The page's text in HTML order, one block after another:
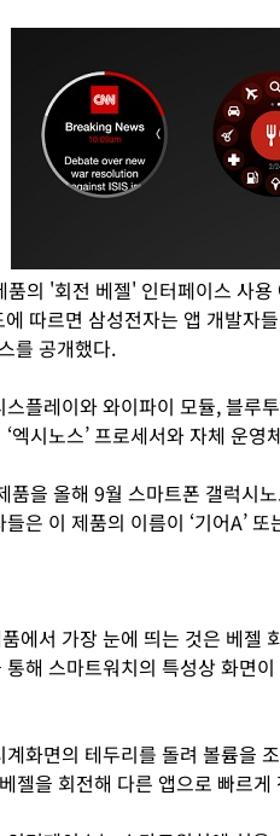
의 '회전 베젤' 인터페이스 사용
따르면 삼성전자는 앱 개발자
를 공개했다.
플레이와 와이파이 모듈, 블루
엑시노스’ 프로세서와 자체 운영
품을 올해 9월 스마트폰 갤럭시
은 이 제품의 이름이 ‘기어A’ 또
에서 가장 눈에 띄는 것은 베젤
해 스마트워치의 특성상 화면
화면의 테두리를 돌려 볼륨을
젤을 회전해 다른 앱으로 빠르게